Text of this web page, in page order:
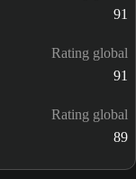
91
Rating global
91
Rating global
89